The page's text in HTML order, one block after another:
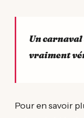
Un
vraiment
Pour en savoir